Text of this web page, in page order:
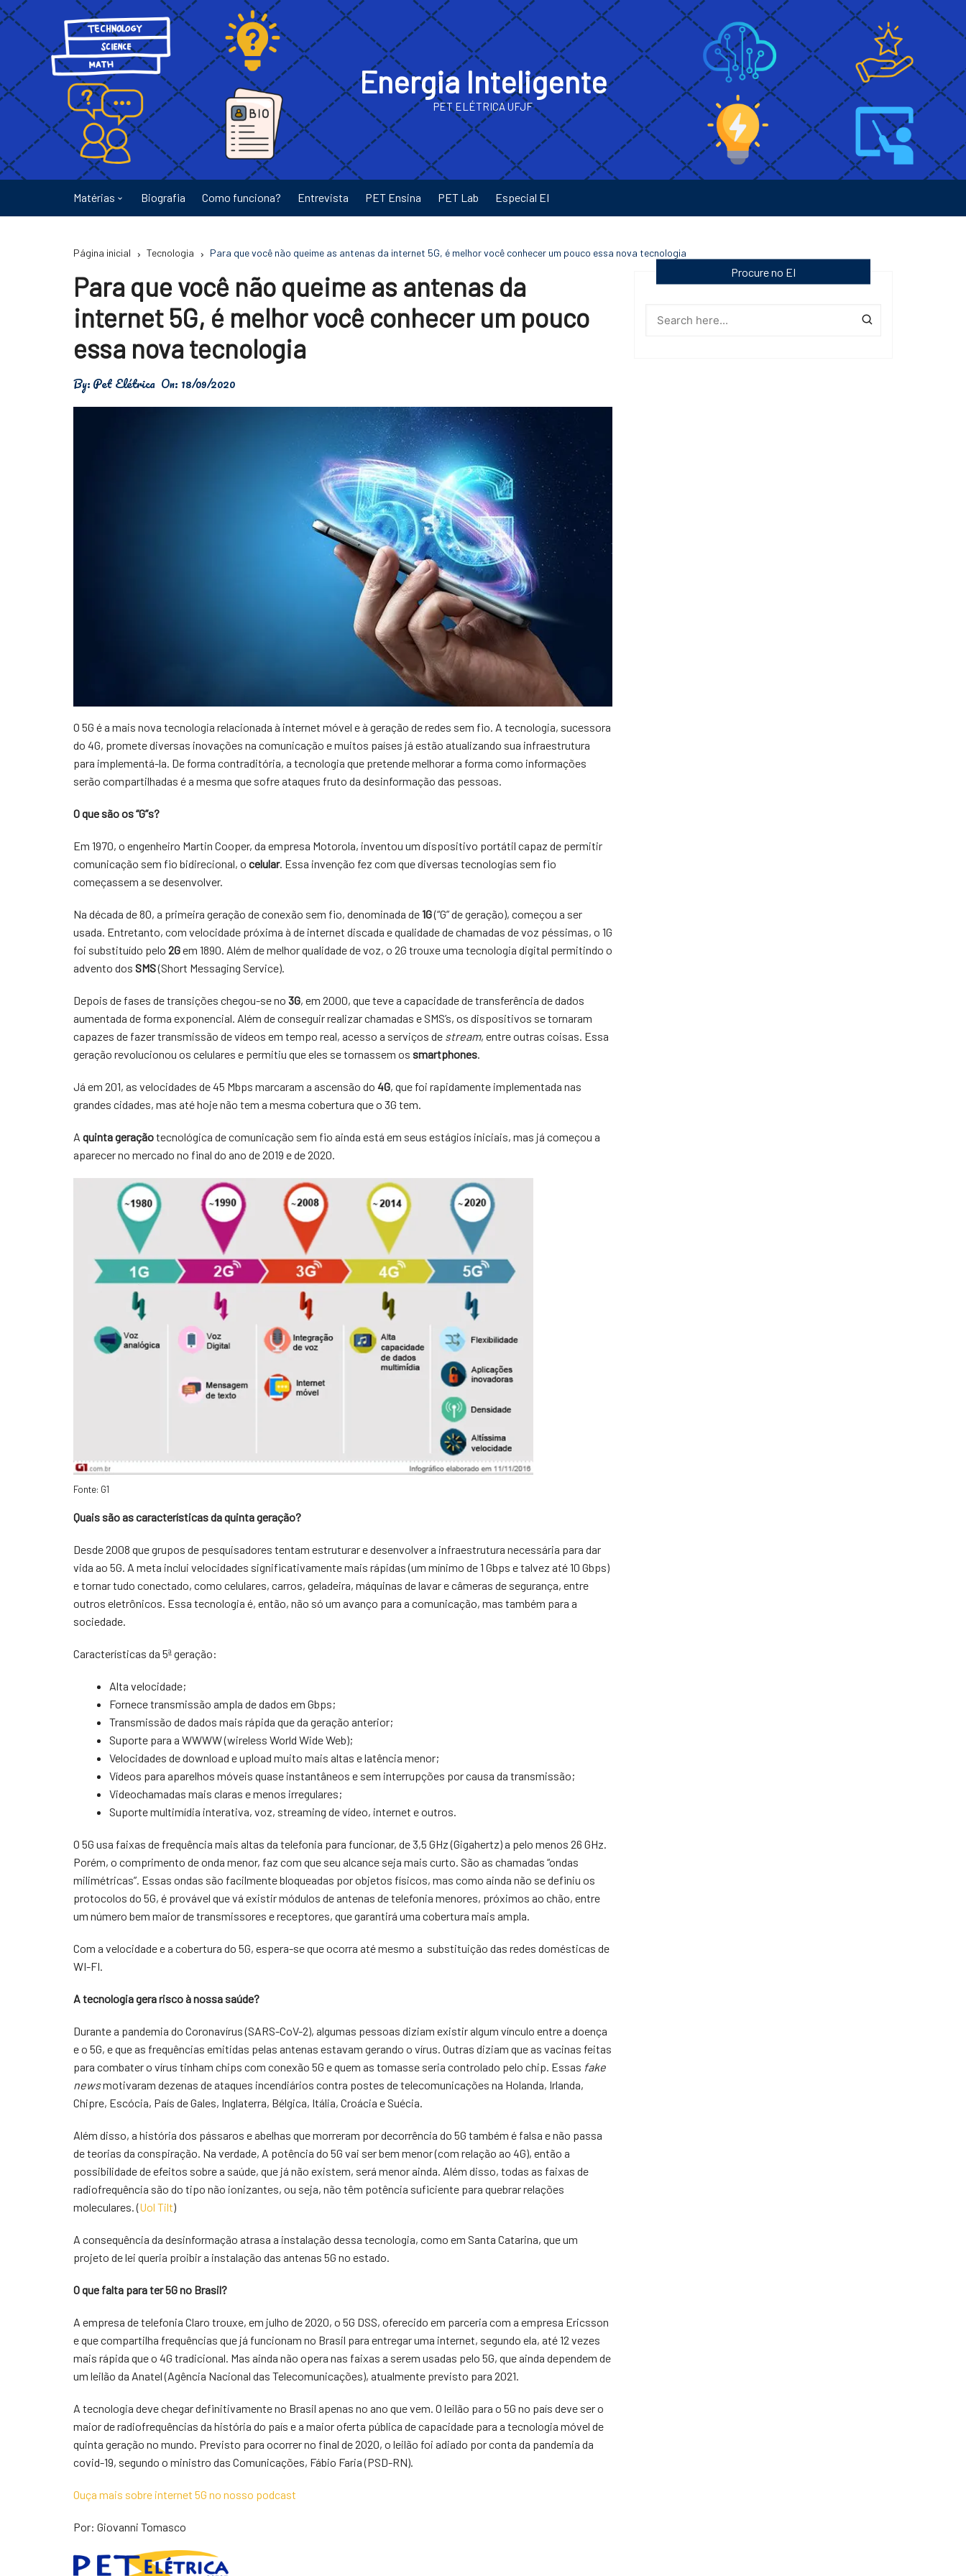
Ir
para
conteúdo
Energia Inteligente
PET ELÉTRICA UFJF
Matérias
Energia
Física
Saúde
Biografia Como funciona? Entrevista PET Ensina PET Lab Especial EI
Página inicial Tecnologia Para que você não queime as antenas da internet 5G, é melhor você conhecer um pouco essa nova tecnologia
Para que você não queime as antenas da
internet 5G, é melhor você conhecer um pouco
essa nova tecnologia
By:Pet Elétrica On: 18/09/2020
O 5G é a mais nova tecnologia relacionada à internet móvel e à geração de redes sem fio. A tecnologia, sucessora
do 4G, promete diversas inovações na comunicação e muitos países já estão atualizando sua infraestrutura
para implementá-la. De forma contraditória, a tecnologia que pretende melhorar a forma como informações
serão compartilhadas é a mesma que sofre ataques fruto da desinformação das pessoas.
O que são os “G”s?
Em 1970, o engenheiro Martin Cooper, da empresa Motorola, inventou um dispositivo portátil capaz de permitir
comunicação sem fio bidirecional, o celular. Essa invenção fez com que diversas tecnologias sem fio
começassem a se desenvolver.
Na década de 80, a primeira geração de conexão sem fio, denominada de 1G(“G” de geração), começou a ser
usada. Entretanto, com velocidade próxima à de internet discada e qualidade de chamadas de voz péssimas, o 1G
foi substituído pelo 2Gem 1890. Além de melhor qualidade de voz, o 2G trouxe uma tecnologia digital permitindo o
advento dos SMS(Short Messaging Service).
Depois de fases de transições chegou-se no 3G, em 2000, que teve a capacidade de transferência de dados
aumentada de forma exponencial. Além de conseguir realizar chamadas e SMS’s, os dispositivos se tornaram
capazes de fazer transmissão de vídeos em tempo real, acesso a serviços de stream, entre outras coisas. Essa
geração revolucionou os celulares e permitiu que eles se tornassem os smartphones
Já em 201, as velocidades de 45 Mbps marcaram a ascensão do 4G, que foi rapidamente implementada nas
grandes cidades, mas até hoje não tem a mesma cobertura que o 3G tem.
A quinta geraçãotecnológica de comunicação sem fio ainda está em seus estágios iniciais, mas já começou a
aparecer no mercado no final do ano de 2019 e de 2020.
Fonte: G1
Quais são as características da quinta geração?
Desde 2008 que grupos de pesquisadores tentam estruturar e desenvolver a infraestrutura necessária para dar
vida ao 5G. A meta inclui velocidades significativamente mais rápidas (um mínimo de 1 Gbps e talvez até 10 Gbps)
e tornar tudo conectado, como celulares, carros, geladeira, máquinas de lavar e câmeras de segurança, entre
outros eletrônicos. Essa tecnologia é, então, não só um avanço para a comunicação, mas também para a
sociedade.
Características da 5ª geração:
Alta velocidade;
Fornece transmissão ampla de dados em Gbps;
Transmissão de dados mais rápida que da geração anterior;
Suporte para a WWWW (wireless World Wide Web);
Velocidades de download e upload muito mais altas e latência menor;
Vídeos para aparelhos móveis quase instantâneos e sem interrupções por causa da transmissão;
Videochamadas mais claras e menos irregulares;
Suporte multimídia interativa, voz, streaming de vídeo, internet e outros.
O 5G usa faixas de frequência mais altas da telefonia para funcionar, de 3,5 GHz (Gigahertz) a pelo menos 26 GHz.
Porém, o comprimento de onda menor, faz com que seu alcance seja mais curto. São as chamadas “ondas
milimétricas”. Essas ondas são facilmente bloqueadas por objetos físicos, mas como ainda não se definiu os
protocolos do 5G, é provável que vá existir módulos de antenas de telefonia menores, próximos ao chão, entre
um número bem maior de transmissores e receptores, que garantirá uma cobertura mais ampla.
Com a velocidade e a cobertura do 5G, espera-se que ocorra até mesmo a substituição das redes domésticas de
WI-FI.
A tecnologia gera risco à nossa saúde?
Durante a pandemia do Coronavírus (SARS-CoV-2), algumas pessoas diziam existir algum vínculo entre a doença
e o 5G, e que as frequências emitidas pelas antenas estavam gerando o vírus. Outras diziam que as vacinas feitas
para combater o vírus tinham chips com conexão 5G e quem as tomasse seria controlado pelo chip. Essas fake
newsmotivaram dezenas de ataques incendiários contra postes de telecomunicações na Holanda, Irlanda,
Chipre, Escócia, País de Gales, Inglaterra, Bélgica, Itália, Croácia e Suécia.
Além disso, a história dos pássaros e abelhas que morreram por decorrência do 5G também é falsa e não passa
de teorias da conspiração. Na verdade, A potência do 5G vai ser bem menor (com relação ao 4G), então a
possibilidade de efeitos sobre a saúde, que já não existem, será menor ainda. Além disso, todas as faixas de
radiofrequência são do tipo não ionizantes, ou seja, não têm potência suficiente para quebrar relações
moleculares. (Uol Tilt)
A consequência da desinformação atrasa a instalação dessa tecnologia, como em Santa Catarina, que um
projeto de lei queria proibir a instalação das antenas 5G no estado.
O que falta para ter 5G no Brasil?
A empresa de telefonia Claro trouxe, em julho de 2020, o 5G DSS, oferecido em parceria com a empresa Ericsson
e que compartilha frequências que já funcionam no Brasil para entregar uma internet, segundo ela, até 12 vezes
mais rápida que o 4G tradicional. Mas ainda não opera nas faixas a serem usadas pelo 5G, que ainda dependem de
um leilão da Anatel (Agência Nacional das Telecomunicações), atualmente previsto para 2021.
A tecnologia deve chegar definitivamente no Brasil apenas no ano que vem. O leilão para o 5G no país deve ser o
maior de radiofrequências da história do país e a maior oferta pública de capacidade para a tecnologia móvel de
quinta geração no mundo. Previsto para ocorrer no final de 2020, o leilão foi adiado por conta da pandemia da
covid-19, segundo o ministro das Comunicações, Fábio Faria (PSD-RN).
Ouça mais sobre internet 5G no nosso podcast
Por: Giovanni Tomasco
Procure no EI